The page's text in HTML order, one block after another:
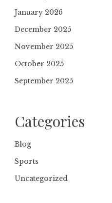
January 2026
December 2025
November 2025
October 2025
September 2025
Categories
Blog
Sports
Uncategorized